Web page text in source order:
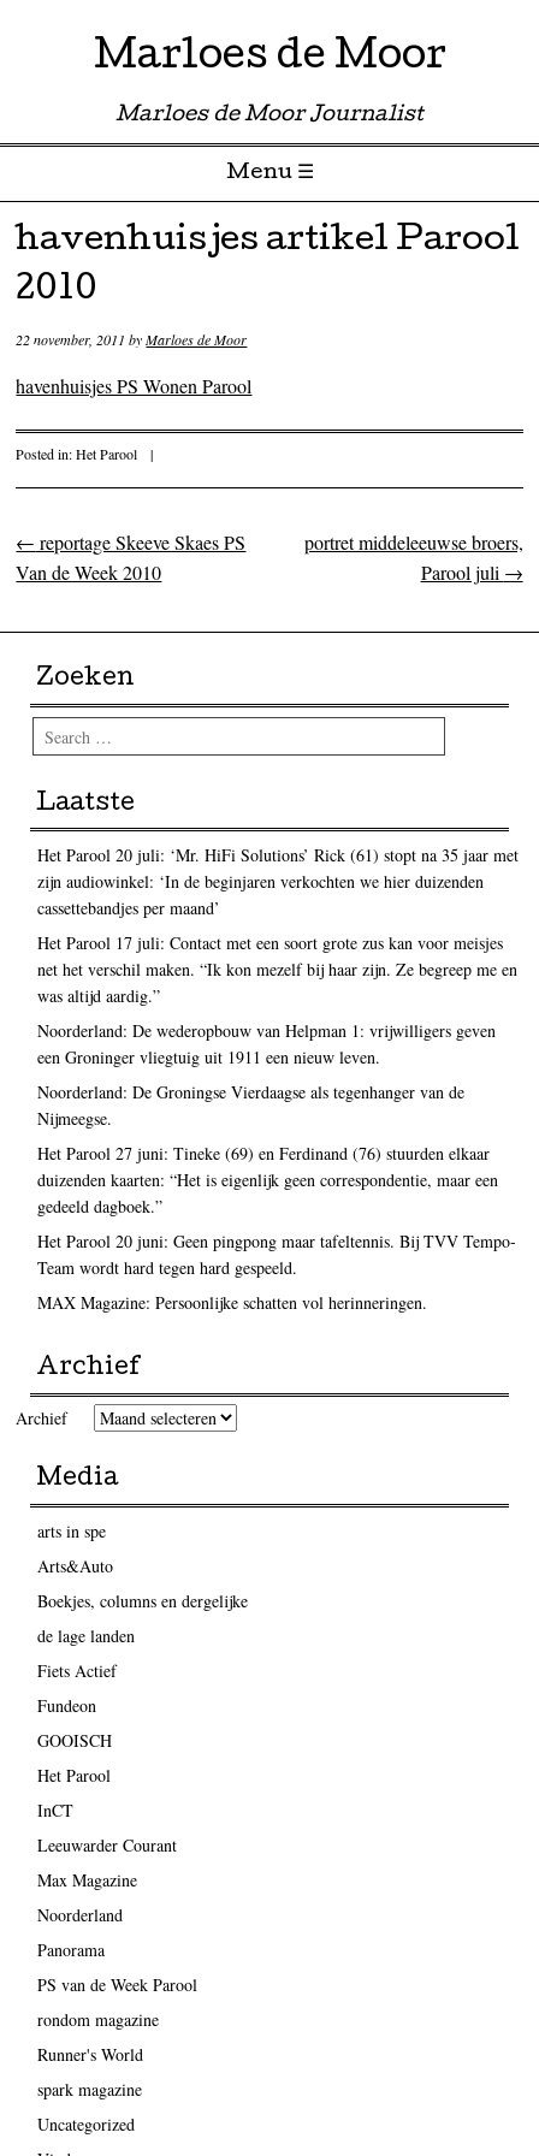
Marloes de Moor
Marloes de Moor Journalist
Menu ☰
Skip to content
havenhuisjes artikel Parool
2010
22 november, 2011 byMarloes de Moor
havenhuisjes PS Wonen Parool
Posted in:Het Parool |
Post navigation
← reportage Skeeve Skaes PS
Van de Week 2010
portret middeleeuwse broers,
Parool juli →
Zoeken
Search
Laatste
Het Parool 20 juli: ‘Mr. HiFi Solutions’ Rick (61) stopt na 35 jaar met
zijn audiowinkel: ‘In de beginjaren verkochten we hier duizenden
cassettebandjes per maand’
Het Parool 17 juli: Contact met een soort grote zus kan voor meisjes
net het verschil maken. “Ik kon mezelf bij haar zijn. Ze begreep me en
was altijd aardig.”
Noorderland: De wederopbouw van Helpman 1: vrijwilligers geven
een Groninger vliegtuig uit 1911 een nieuw leven.
Noorderland: De Groningse Vierdaagse als tegenhanger van de
Nijmeegse.
Het Parool 27 juni: Tineke (69) en Ferdinand (76) stuurden elkaar
duizenden kaarten: “Het is eigenlijk geen correspondentie, maar een
gedeeld dagboek.”
Het Parool 20 juni: Geen pingpong maar tafeltennis. Bij TVV Tempo-
Team wordt hard tegen hard gespeeld.
MAX Magazine: Persoonlijke schatten vol herinneringen.
Archief
Archief
Media
arts in spe
Arts&Auto
Boekjes, columns en dergelijke
de lage landen
Fiets Actief
Fundeon
GOOISCH
Het Parool
InCT
Leeuwarder Courant
Max Magazine
Noorderland
Panorama
PS van de Week Parool
rondom magazine
Runner's World
spark magazine
Uncategorized